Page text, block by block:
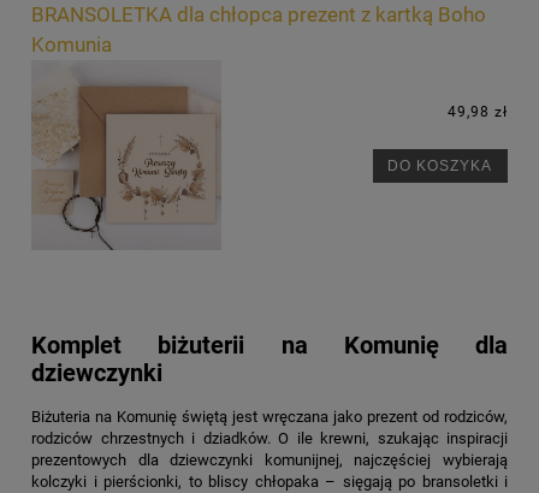
BRANSOLETKA dla chłopca prezent z kartką Boho
Komunia
49,98 zł
DO KOSZYKA
Komplet biżuterii na Komunię dla
dziewczynki
Biżuteria na Komunię świętą jest wręczana jako prezent od rodziców,
rodziców chrzestnych i dziadków. O ile krewni, szukając inspiracji
prezentowych dla dziewczynki komunijnej, najczęściej wybierają
kolczyki i pierścionki, to bliscy chłopaka – sięgają po bransoletki i